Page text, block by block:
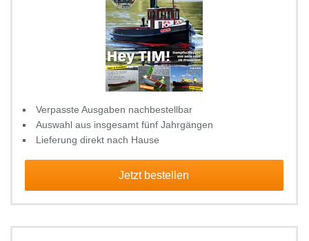
Verpasste Ausgaben nachbestellbar
Auswahl aus insgesamt fünf Jahrgängen
Lieferung direkt nach Hause
Jetzt bestellen